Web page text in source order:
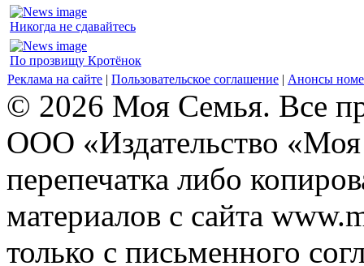
Никогда не сдавайтесь
По прозвищу Кротёнок
Реклама на сайте | Пользовательское соглашение | Анонсы
© 2026 Моя Семья. Все
ООО «Издательство
перепечатка либо
материалов с сайта
только с письменного